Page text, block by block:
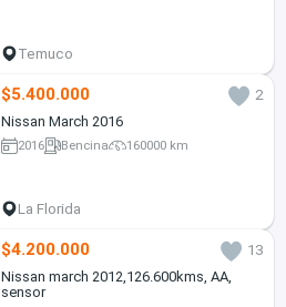
Temuco
$5.400.000
2
Nissan March 2016
2016 Bencina 160000 km
La Florida
$4.200.000
13
Nissan march 2012,126.600kms, AA,
sensor